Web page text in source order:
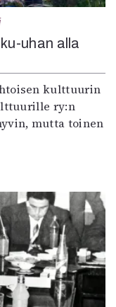
uhan alla
kulttuurin
ry:n
mutta toinen